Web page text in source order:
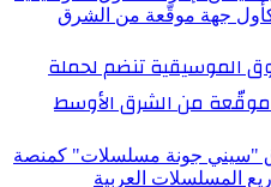
الموسيقية تنضم لحملة
موقّعة من الشرق الأوسط